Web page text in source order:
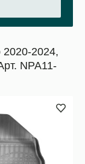
2020-2024,
NPA11-